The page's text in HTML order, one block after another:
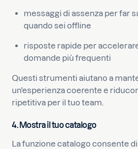
messaggi di assenza per far
quando sei offline
risposte rapide per
domande più frequenti
Questi strumenti aiutano a
un'esperienza coerente e
ripetitiva per il tuo team.
4. Mostra il tuo catalogo
La funzione catalogo consente